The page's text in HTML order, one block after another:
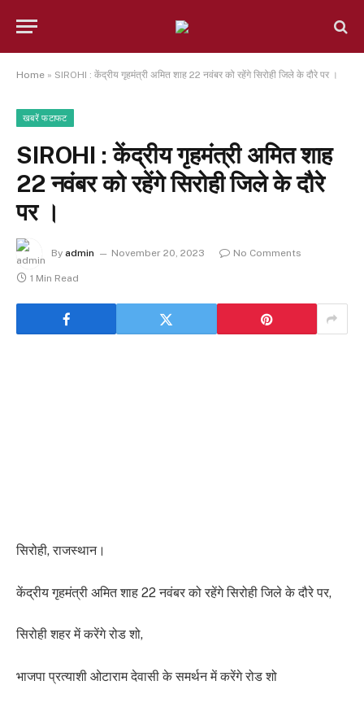
Home » SIROHI : केंद्रीय गृहमंत्री अमित शाह 22 नवंबर को रहेंगे सिरोही जिले के दौरे पर ।
खबरें फटाफट
SIROHI : केंद्रीय गृहमंत्री अमित शाह
22 नवंबर को रहेंगे सिरोही जिले के दौरे
पर ।
By admin November 20, 2023 No Comments
1 Min Read
सिरोही, राजस्थान।
केंद्रीय गृहमंत्री अमित शाह 22 नवंबर को रहेंगे सिरोही जिले के दौरे पर,
सिरोही शहर में करेंगे रोड शो,
भाजपा प्रत्याशी ओटाराम देवासी के समर्थन में करेंगे रोड शो